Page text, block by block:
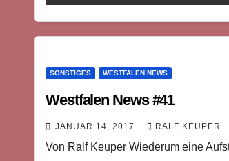
SONSTIGES WESTFALEN NEWS
Westfalen News #41
JANUAR 14, 2017 RALF KEUPER
Von Ralf Keuper Wiederum eine